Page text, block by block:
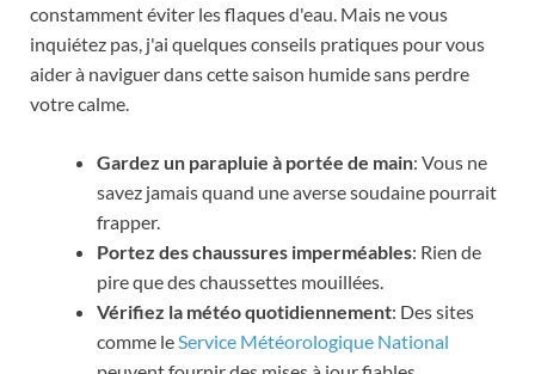
constamment éviter les flaques d'eau. Mais ne vous
inquiétez pas, j'ai quelques conseils pratiques pour vous
aider à naviguer dans cette saison humide sans perdre
votre calme.
Gardez un parapluie à portée de main: Vous ne
savez jamais quand une averse soudaine pourrait
frapper.
Portez des chaussures imperméables: Rien de
pire que des chaussettes mouillées.
Vérifiez la météo quotidiennement: Des sites
comme le Service Météorologique National